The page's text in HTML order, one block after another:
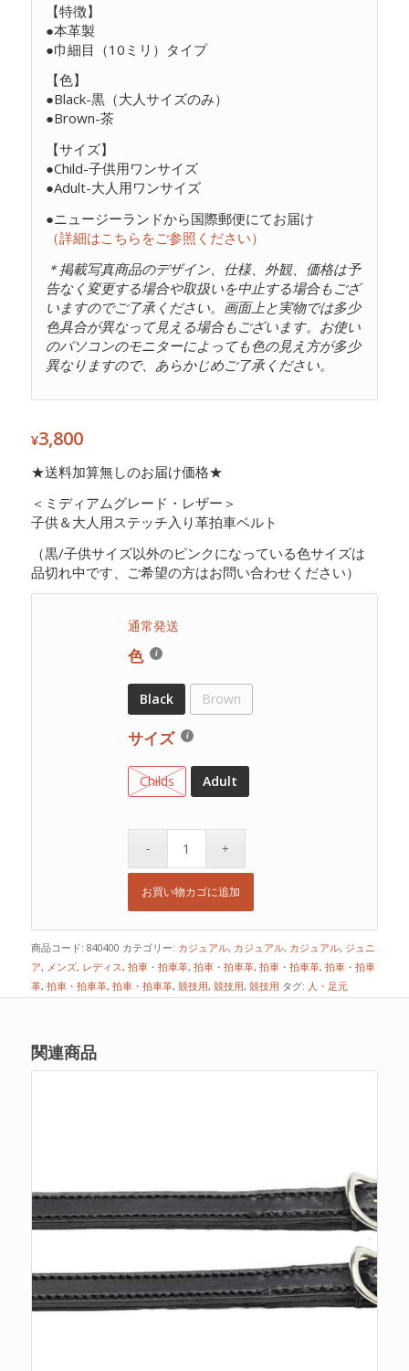
【特徴】
●本革製
●巾細目（10ミリ）タイプ
【色】
●Black-黒（大人サイズのみ）
●Brown-茶
【サイズ】
●Child-子供用ワンサイズ
●Adult-大人用ワンサイズ
●ニュージーランドから国際郵便にてお届け
（詳細はこちらをご参照ください）
＊掲載写真商品のデザイン、仕様、外観、価格は予
告なく変更する場合や取扱いを中止する場合もござ
いますのでご了承ください。画面上と実物では多少
色具合が異なって見える場合もございます。お使い
のパソコンのモニターによっても色の見え方が多少
異なりますので、あらかじめご了承ください。
¥3,800
★送料加算無しのお届け価格★
＜ミディアムグレード・レザー＞
子供＆大人用ステッチ入り革拍車ベルト
（黒/子供サイズ以外のピンクになっている色サイズは
品切れ中です、ご希望の方はお問い合わせください）
通常発送
色
Black Brown
サイズ
Childs Adult
お買い物カゴに追加
商品コード: 840400 カテゴリー: カジュアル, カジュアル, カジュアル, ジュニ
ア, メンズ, レディス , 拍車・拍車革, 拍車・拍車革, 拍車・拍車革, 拍車・拍車
革, 拍車・拍車革, 拍車・拍車革, 競技用, 競技用, 競技用 タグ: 人・足元
関連商品